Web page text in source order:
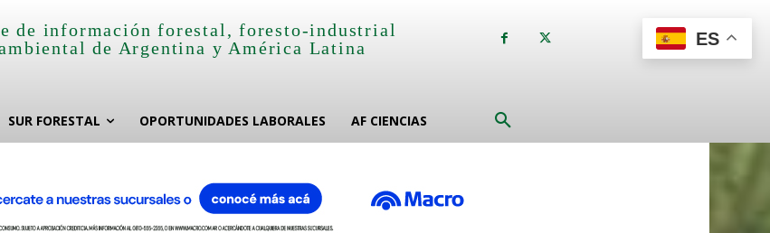
de información forestal, foresto-industrial
de Argentina y América Latina
SUR FORESTAL OPORTUNIDADES LABORALES AF CIENCIAS
ES